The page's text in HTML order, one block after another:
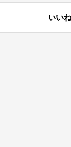
いい